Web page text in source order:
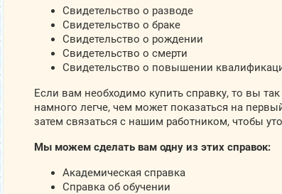
Свидетельство о разводе
Свидетельство о браке
Свидетельство о рождении
Свидетельство о смерти
Свидетельство о повышении
Если вам необходимо купить справку, то вы
намного легче, чем может показаться на
затем связаться с нашим работником, чтобы
Мы можем сделать вам одну из этих справок:
Академическая справка
Справка об обучении